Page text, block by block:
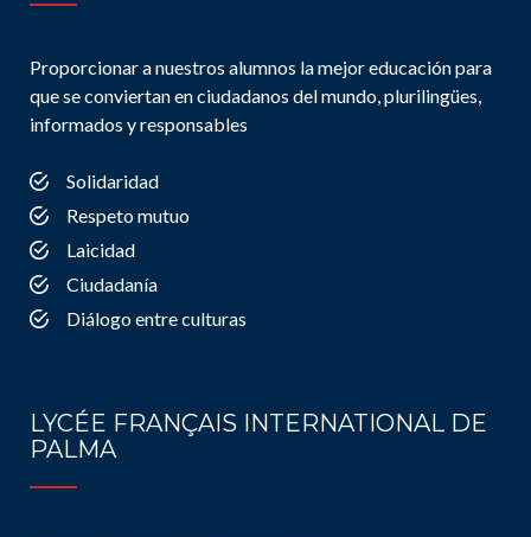
Proporcionar a nuestros alumnos la mejor educación para
que se conviertan en ciudadanos del mundo, plurilingües,
informados y responsables
Solidaridad
Respeto mutuo
Laicidad
Ciudadanía
Diálogo entre culturas
LYCÉE FRANÇAIS INTERNATIONAL DE
PALMA